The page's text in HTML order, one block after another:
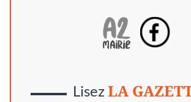
LisezLA